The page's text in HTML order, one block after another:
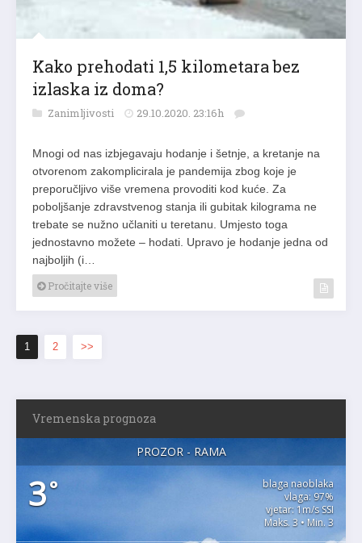
Kako prehodati 1,5 kilometara bez
izlaska iz doma?
Zanimljivosti 29.10.2020. 23:16h
Mnogi od nas izbjegavaju hodanje i šetnje, a kretanje na
otvorenom zakomplicirala je pandemija zbog koje je
preporučljivo više vremena provoditi kod kuće. Za
poboljšanje zdravstvenog stanja ili gubitak kilograma ne
trebate se nužno učlaniti u teretanu. Umjesto toga
jednostavno možete – hodati. Upravo je hodanje jedna od
najboljih (i…
Pročitajte više
1 2 >>
Vremenska prognoza
PROZOR - RAMA
3°
blaga naoblaka
vlaga: 97%
vjetar: 1m/s SSI
Maks. 3 • Min. 3